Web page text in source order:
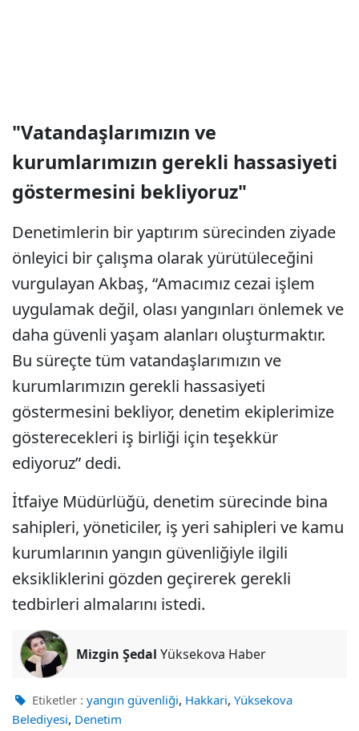
"Vatandaşlarımızın ve
kurumlarımızın gerekli hassasiyeti
göstermesini bekliyoruz"
Denetimlerin bir yaptırım sürecinden ziyade
önleyici bir çalışma olarak yürütüleceğini
vurgulayan Akbaş, “Amacımız cezai işlem
uygulamak değil, olası yangınları önlemek ve
daha güvenli yaşam alanları oluşturmaktır.
Bu süreçte tüm vatandaşlarımızın ve
kurumlarımızın gerekli hassasiyeti
göstermesini bekliyor, denetim ekiplerimize
gösterecekleri iş birliği için teşekkür
ediyoruz” dedi.
İtfaiye Müdürlüğü, denetim sürecinde bina
sahipleri, yöneticiler, iş yeri sahipleri ve kamu
kurumlarının yangın güvenliğiyle ilgili
eksikliklerini gözden geçirerek gerekli
tedbirleri almalarını istedi.
Mizgin Şedal Yüksekova Haber
Etiketler : yangın güvenliği, Hakkari, Yüksekova
Belediyesi, Denetim